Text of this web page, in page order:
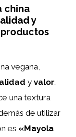
china
y
vegana,
y valor.
una textura
de utilizar
es «Mayola